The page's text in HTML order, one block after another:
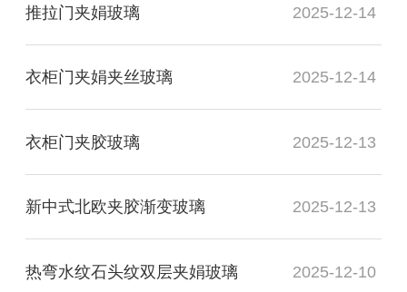
推拉门夹娟玻璃 2025-12-14
衣柜门夹娟夹丝玻璃 2025-12-14
衣柜门夹胶玻璃 2025-12-13
新中式北欧夹胶渐变玻璃 2025-12-13
热弯水纹石头纹双层夹娟玻璃 2025-12-10